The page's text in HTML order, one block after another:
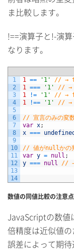
ま比較します。
!==演算子と!-演
なります。
1
2
3
4
5
6
7
8
9
10
11
12
13
14
1 == '1'
// →
1 === '1'
// →
1
!= '1'
// →
1
!== '1' // →
// 宣言のみの変
var x;
x === undefined
// 値がnullかの
var y = null ;
y === null //
数値の同値比較の注意点
JavaScriptの数値
倍精度は近似値
誤差によって期待